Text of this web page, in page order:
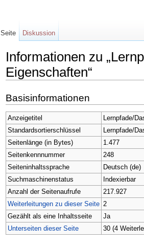
Informationen zu
Eigenschaften“
Basisinformationen
Anzeigetitel
Lernpfade/
Standardsortierschlüssel
Lernpfade/
Seitenlänge (in Bytes)
1.477
Seitenkennnummer
248
Seiteninhaltssprache
Deutsch (de)
Suchmaschinenstatus
Indexierbar
Anzahl der Seitenaufrufe
217.927
Weiterleitungen zu dieser Seite 2
Gezählt als eine Inhaltsseite
Ja
Unterseiten dieser Seite
30 (4
Seite Diskussion